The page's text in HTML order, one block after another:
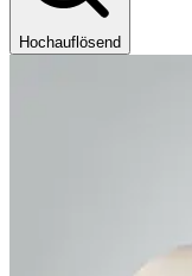
Hochauflösend